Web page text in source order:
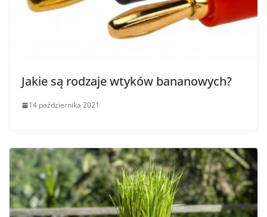
Jakie są rodzaje wtyków bananowych?
14 października 2021